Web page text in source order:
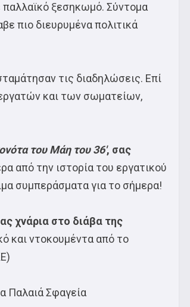
ξεσηκωμό. Σύντομα
πιο διευρυμένα πολιτικά
τις διαδηλώσεις. Επί
και των σωματείων,
του Μάη του 36′, σας
από την ιστορία του εργατικού
συμπεράσματα για το σήμερα!
χνάρια στο διάβα της
και ντοκουμέντα από το
Παλαιά Σφαγεία